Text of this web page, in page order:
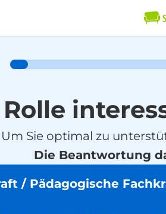
Um Sie optimal zu
Die Beantwortung
/ Pädagogische